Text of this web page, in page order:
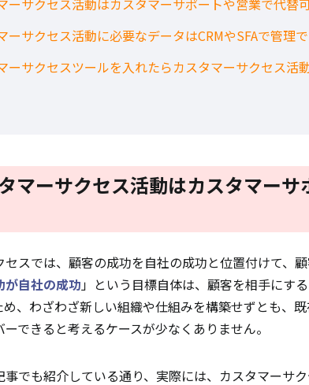
ーサクセス活動はカスタマーサポートや営業で代替
ーサクセス活動に必要なデータはCRMやSFAで管理
ーサクセスツールを入れたらカスタマーサクセス活
マーサクセス活動はカスタマー
セスでは、顧客の成功を自社の成功と位置付けて、
が自社の成功 」という目標自体は、顧客を相手にす
、わざわざ新しい組織や仕組みを構築せずとも、
できると考えるケースが少なくありません。
事でも紹介している通り、実際には、カスタマーサ